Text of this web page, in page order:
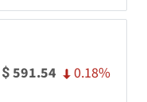
$591.54 0.18%